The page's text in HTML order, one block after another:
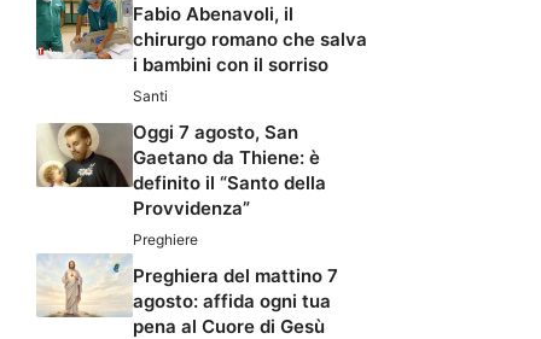
Fabio Abenavoli, il
chirurgo romano che salva
i bambini con il sorriso
Santi
Oggi 7 agosto, San
Gaetano da Thiene: è
definito il “Santo della
Provvidenza”
Preghiere
Preghiera del mattino 7
agosto: affida ogni tua
pena al Cuore di Gesù